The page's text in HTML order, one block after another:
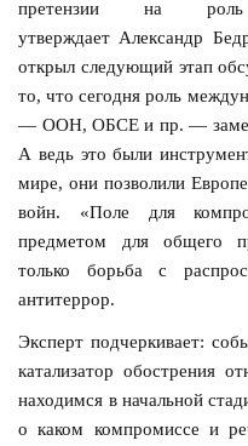
претензии на роль
утверждает Александр
открыл следующий этап
то, что сегодня роль
— ООН, ОБСЕ и пр. —
А ведь это были
мире, они позволили
войн. «Поле для
предметом для общего
только борьба с
антитеррор.
Эксперт подчеркивает:
катализатор обострения
находимся в начальной
о каком компромиссе и